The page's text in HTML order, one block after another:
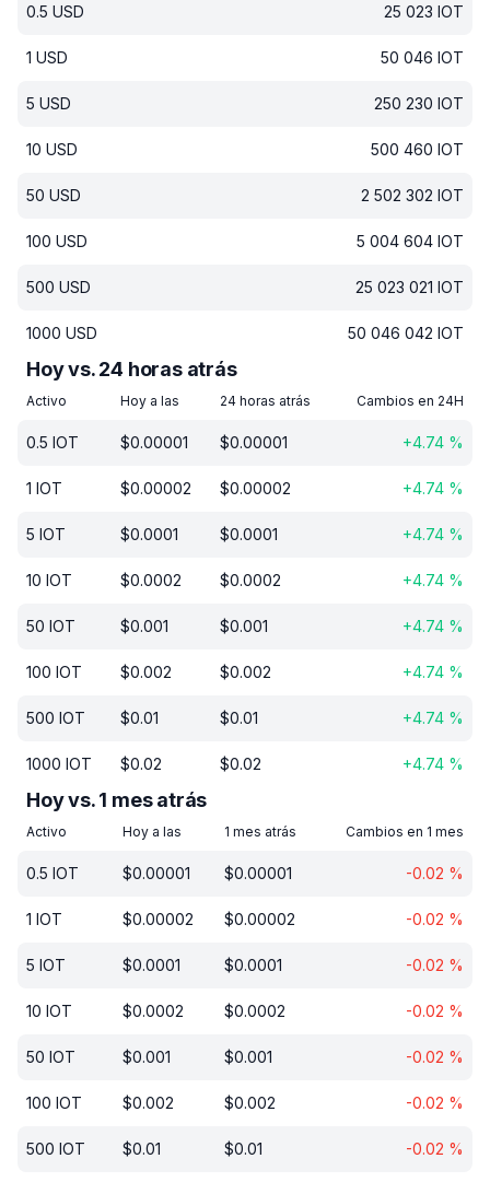
0.5 USD 25 023 IOT
1 USD 50 046 IOT
5 USD 250 230 IOT
10 USD 500 460 IOT
50 USD 2 502 302 IOT
100 USD 5 004 604 IOT
500 USD 25 023 021 IOT
1000 USD 50 046 042 IOT
Hoy vs. 24 horas atrás
Activo Hoy a las 24 horas atrás Cambios en 24H
0.5 IOT $0.00001 $0.00001 +4.74 %
1 IOT $0.00002 $0.00002 +4.74 %
5 IOT $0.0001 $0.0001 +4.74 %
10 IOT $0.0002 $0.0002 +4.74 %
50 IOT $0.001 $0.001 +4.74 %
100 IOT $0.002 $0.002 +4.74 %
500 IOT $0.01 $0.01 +4.74 %
1000 IOT $0.02 $0.02 +4.74 %
Hoy vs. 1 mes atrás
Activo Hoy a las 1 mes atrás Cambios en 1 mes
0.5 IOT $0.00001 $0.00001 -0.02 %
1 IOT $0.00002 $0.00002 -0.02 %
5 IOT $0.0001 $0.0001 -0.02 %
10 IOT $0.0002 $0.0002 -0.02 %
50 IOT $0.001 $0.001 -0.02 %
100 IOT $0.002 $0.002 -0.02 %
500 IOT $0.01 $0.01 -0.02 %